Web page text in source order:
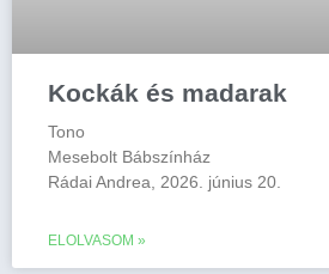
Kockák és madarak
Tono
Mesebolt Bábszínház
Rádai Andrea, 2026. június 20.
ELOLVASOM »